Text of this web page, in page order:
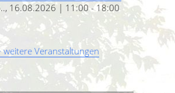
16.08.2026 | 11:00 - 18:00
weitere Veranstaltungen